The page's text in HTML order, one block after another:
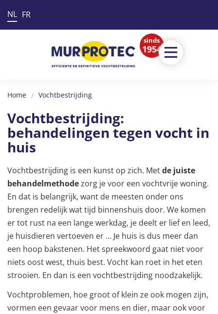
NL FR
sinds
1954
Home Vochtbestrijding
Vochtbestrijding:
behandelingen tegen vocht in
huis
Vochtbestrijding is een kunst op zich. Metde juiste
behandelmethodezorg je voor een vochtvrije woning.
En dat is belangrijk, want de meesten onder ons
brengen redelijk wat tijd binnenshuis door. We komen
er tot rust na een lange werkdag, je deelt er lief en leed,
je huisdieren vertoeven er … Je huis is dus meer dan
een hoop bakstenen. Het spreekwoord gaat niet voor
niets oost west, thuis best. Vocht kan roet in het eten
strooien. En dan is een vochtbestrijding noodzakelijk.
Vochtproblemen, hoe groot of klein ze ook mogen zijn,
vormen een gevaar voor mens en dier, maar ook voor